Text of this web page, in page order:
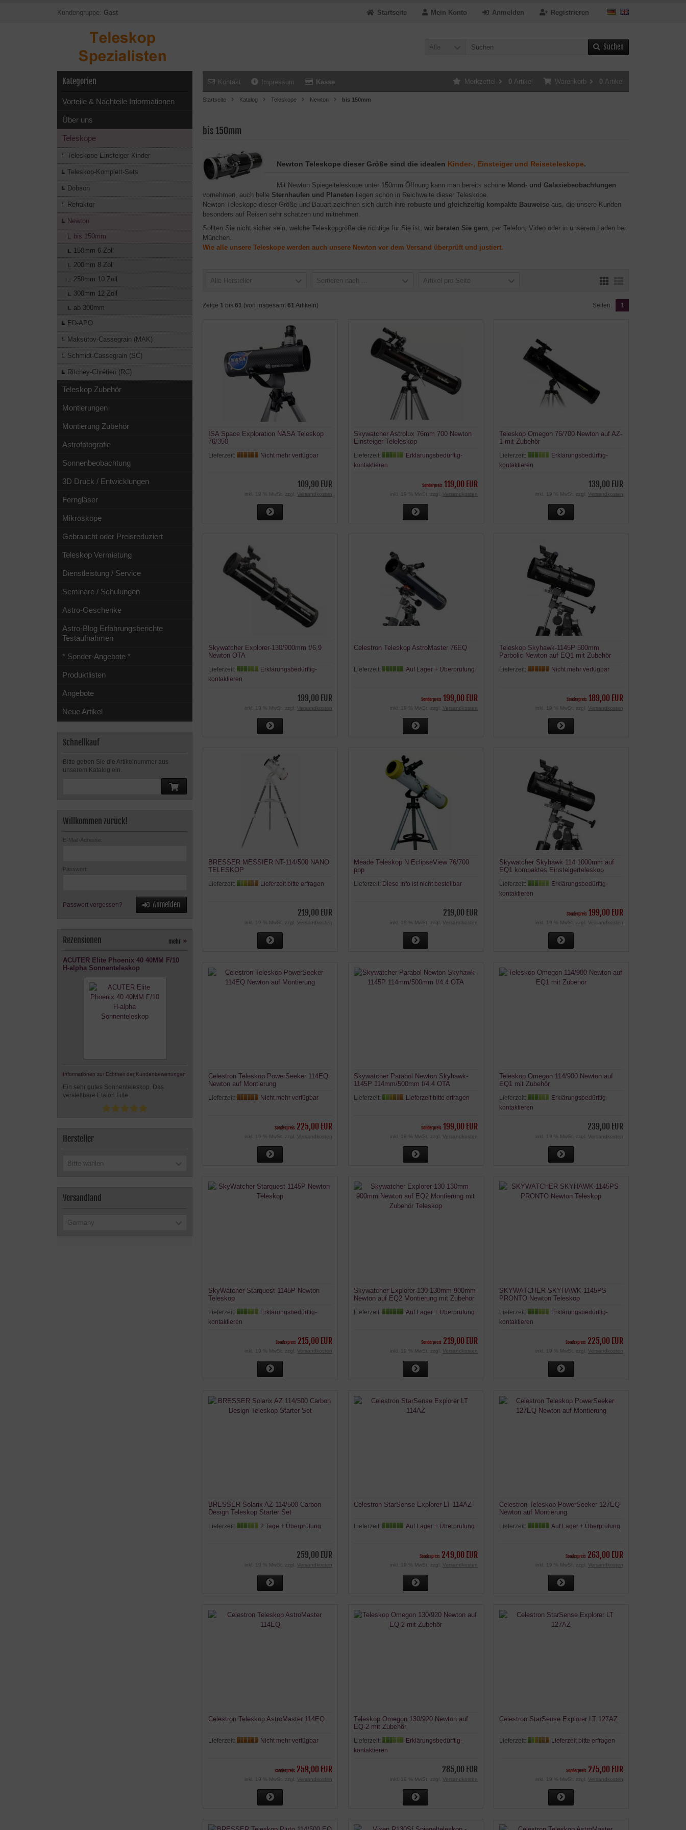
Kundengruppe: Gast Registrieren
Anmelden
Mein Konto
Startseite
Alle Suchen
Kontakt Impressum Kasse Warenkorb 0 Artikel
Merkzettel 0 Artikel
Startseite Katalog Teleskope Newton bis 150mm
bis 150mm
Newton Teleskope dieser Größe sind die idealen Kinder-, Einsteiger und Reiseteleskope.
Mit Newton Spiegelteleskope unter 150mm Öffnung kann man bereits schöne Mond- und Galaxiebeobachtungen
vornehmen, auch helle Sternhaufen und Planeten liegen schon in Reichweite dieser Teleskope.
Newton Teleskope dieser Größe und Bauart zeichnen sich durch ihre robuste und gleichzeitig kompakte Bauweise aus, die unsere Kunden
besonders auf Reisen sehr schätzen und mitnehmen.
Sollten Sie nicht sicher sein, welche Teleskopgröße die richtige für Sie ist, wir beraten Sie gern, per Telefon, Video oder in unserem Laden bei
München.
Wie alle unsere Teleskope werden auch unsere Newton vor dem Versand überprüft und justiert.
Alle Hersteller Sortieren nach ... Artikel pro Seite
Zeige 1 bis 61 (von insgesamt 61 Artikeln) Seiten: 1
ISA Space Exploration NASA Teleskop
76/350
Lieferzeit: Nicht mehr verfügbar
109,90 EUR
inkl. 19 % MwSt. zzgl. Versandkosten
Skywatcher Astrolux 76mm 700 Newton
Einsteiger Teleleskop
Lieferzeit:
Erklärungsbedürftig-
kontaktieren
Sonderpreis 119,00 EUR
inkl. 19 % MwSt. zzgl. Versandkosten
Teleskop Omegon 76/700 Newton auf AZ-
1 mit Zubehör
Lieferzeit:
Erklärungsbedürftig-
kontaktieren
139,00 EUR
inkl. 19 % MwSt. zzgl. Versandkosten
Skywatcher Explorer-130/900mm f/6,9
Newton OTA
Lieferzeit:
Erklärungsbedürftig-
kontaktieren
199,00 EUR
inkl. 19 % MwSt. zzgl. Versandkosten
Celestron Teleskop AstroMaster 76EQ
Lieferzeit: Auf Lager + Überprüfung
Sonderpreis 199,00 EUR
inkl. 19 % MwSt. zzgl. Versandkosten
Teleskop Skyhawk-1145P 500mm
Parbolic Newton auf EQ1 mit Zubehör
Lieferzeit: Nicht mehr verfügbar
Sonderpreis 189,00 EUR
inkl. 19 % MwSt. zzgl. Versandkosten
BRESSER MESSIER NT-114/500 NANO
TELESKOP
Lieferzeit: Lieferzeit bitte erfragen
219,00 EUR
inkl. 19 % MwSt. zzgl. Versandkosten
Meade Teleskop N EclipseView 76/700
ppp
Lieferzeit: Diese Info ist nicht bestellbar
219,00 EUR
inkl. 19 % MwSt. zzgl. Versandkosten
Skywatcher Skyhawk 114 1000mm auf
EQ1 kompaktes Einsteigerteleskop
Lieferzeit:
Erklärungsbedürftig-
kontaktieren
Sonderpreis 199,00 EUR
inkl. 19 % MwSt. zzgl. Versandkosten
Celestron Teleskop PowerSeeker 114EQ
Newton auf Montierung
Lieferzeit: Nicht mehr verfügbar
Sonderpreis 225,00 EUR
inkl. 19 % MwSt. zzgl. Versandkosten
Skywatcher Parabol Newton Skyhawk-
1145P 114mm/500mm f/4.4 OTA
Lieferzeit: Lieferzeit bitte erfragen
Sonderpreis 199,00 EUR
inkl. 19 % MwSt. zzgl. Versandkosten
Teleskop Omegon 114/900 Newton auf
EQ1 mit Zubehör
Lieferzeit:
Erklärungsbedürftig-
kontaktieren
239,00 EUR
inkl. 19 % MwSt. zzgl. Versandkosten
SkyWatcher Starquest 1145P Newton
Teleskop
Lieferzeit:
Erklärungsbedürftig-
kontaktieren
Sonderpreis 215,00 EUR
inkl. 19 % MwSt. zzgl. Versandkosten
Skywatcher Explorer-130 130mm 900mm
Newton auf EQ2 Montierung mit Zubehör
Lieferzeit: Auf Lager + Überprüfung
Sonderpreis 219,00 EUR
inkl. 19 % MwSt. zzgl. Versandkosten
SKYWATCHER SKYHAWK-1145PS
PRONTO Newton Teleskop
Lieferzeit:
Erklärungsbedürftig-
kontaktieren
Sonderpreis 225,00 EUR
inkl. 19 % MwSt. zzgl. Versandkosten
BRESSER Solarix AZ 114/500 Carbon
Design Teleskop Starter Set
Lieferzeit: 2 Tage + Überprüfung
259,00 EUR
inkl. 19 % MwSt. zzgl. Versandkosten
Celestron StarSense Explorer LT 114AZ
Lieferzeit: Auf Lager + Überprüfung
Sonderpreis 249,00 EUR
inkl. 19 % MwSt. zzgl. Versandkosten
Celestron Teleskop PowerSeeker 127EQ
Newton auf Montierung
Lieferzeit: Auf Lager + Überprüfung
Sonderpreis 263,00 EUR
inkl. 19 % MwSt. zzgl. Versandkosten
Celestron Teleskop AstroMaster 114EQ
Lieferzeit: Nicht mehr verfügbar
Sonderpreis 259,00 EUR
inkl. 19 % MwSt. zzgl. Versandkosten
Teleskop Omegon 130/920 Newton auf
EQ-2 mit Zubehör
Lieferzeit:
Erklärungsbedürftig-
kontaktieren
285,00 EUR
inkl. 19 % MwSt. zzgl. Versandkosten
Celestron StarSense Explorer LT 127AZ
Lieferzeit: Lieferzeit bitte erfragen
Sonderpreis 275,00 EUR
inkl. 19 % MwSt. zzgl. Versandkosten
Kategorien
Vorteile & Nachteile Informationen
Über uns
Teleskope
Teleskope Einsteiger Kinder
Teleskop-Komplett-Sets
Dobson
Refraktor
Newton
bis 150mm
150mm 6 Zoll
200mm 8 Zoll
250mm 10 Zoll
300mm 12 Zoll
ab 300mm
ED-APO
Maksutov-Cassegrain (MAK)
Schmidt-Cassegrain (SC)
Ritchey-Chrétien (RC)
Teleskop Zubehör
Montierungen
Montierung Zubehör
Astrofotografie
Sonnenbeobachtung
3D Druck / Entwicklungen
Ferngläser
Mikroskope
Gebraucht oder Preisreduziert
Teleskop Vermietung
Dienstleistung / Service
Seminare / Schulungen
Astro-Geschenke
Astro-Blog Erfahrungsberichte
Testaufnahmen
* Sonder-Angebote *
Produktlisten
Angebote
Neue Artikel
Schnellkauf
Bitte geben Sie die Artikelnummer aus
unserem Katalog ein.
Willkommen zurück!
E-Mail-Adresse:
Passwort:
Passwort vergessen? Anmelden
Rezensionen mehr »
ACUTER Elite Phoenix 40 40MM F/10
H-alpha Sonnenteleskop
Informationen zur Echtheit der Kundenbewertungen
Ein sehr gutes Sonnenteleskop. Das
verstellbare Etalon Filte
Hersteller
Bitte wählen
Versandland
Germany